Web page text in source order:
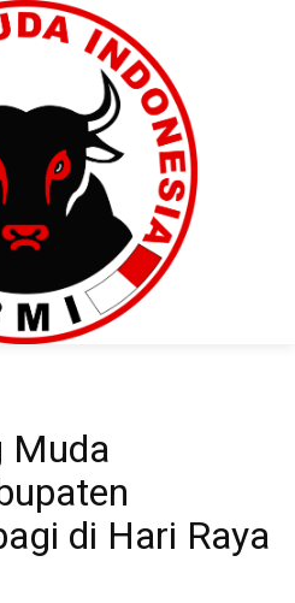
Muda
di Hari Raya